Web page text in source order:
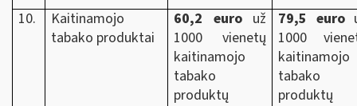
10.
Kaitinamojo
tabako produktai
60,2 euro už
1000 vienetų
kaitinamojo
tabako
produktų
79,5 euro
1000
kaitinamojo
tabako
produktų